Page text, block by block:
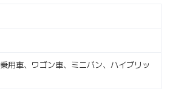
用車、ワゴン車、ミニバン、ハイブリッ